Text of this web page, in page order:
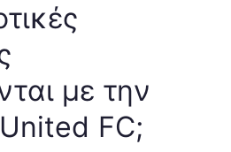
με την
FC;